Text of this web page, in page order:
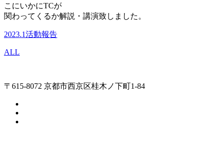
こにいかにTCが
関わってくるか解説・講演致しました。
2023.1活動報告
ALL
〒615-8072 京都市西京区桂木ノ下町1-84